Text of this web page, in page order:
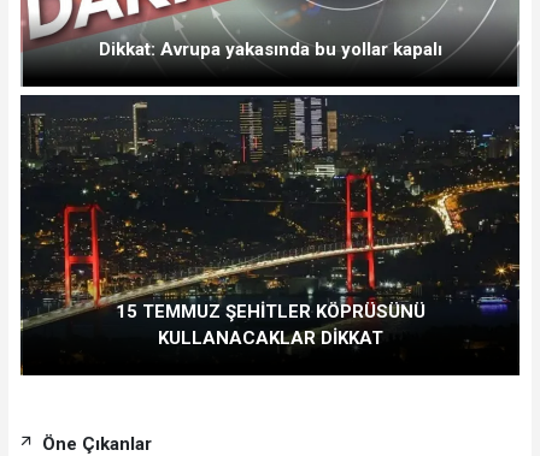
Dikkat: Avrupa yakasında bu yollar kapalı
15 TEMMUZ ŞEHİTLER KÖPRÜSÜNÜ
KULLANACAKLAR DİKKAT
Öne Çıkanlar